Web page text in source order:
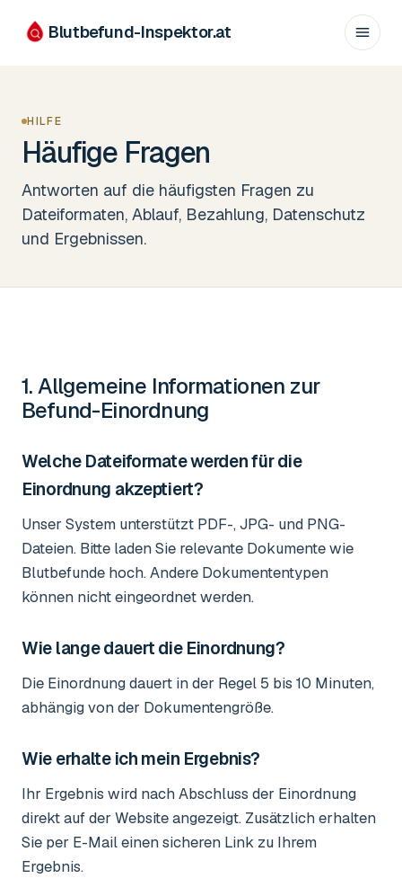
Blutbefund-Inspektor.at
HILFE
Häufige Fragen
Antworten auf die häufigsten Fragen zu
Dateiformaten, Ablauf, Bezahlung, Datenschutz
und Ergebnissen.
1. Allgemeine Informationen zur
Befund-Einordnung
Welche Dateiformate werden für die
Einordnung akzeptiert?
Unser System unterstützt PDF-, JPG- und PNG-
Dateien. Bitte laden Sie relevante Dokumente wie
Blutbefunde hoch. Andere Dokumententypen
können nicht eingeordnet werden.
Wie lange dauert die Einordnung?
Die Einordnung dauert in der Regel 5 bis 10 Minuten,
abhängig von der Dokumentengröße.
Wie erhalte ich mein Ergebnis?
Ihr Ergebnis wird nach Abschluss der Einordnung
direkt auf der Website angezeigt. Zusätzlich erhalten
Sie per E-Mail einen sicheren Link zu Ihrem
Ergebnis.